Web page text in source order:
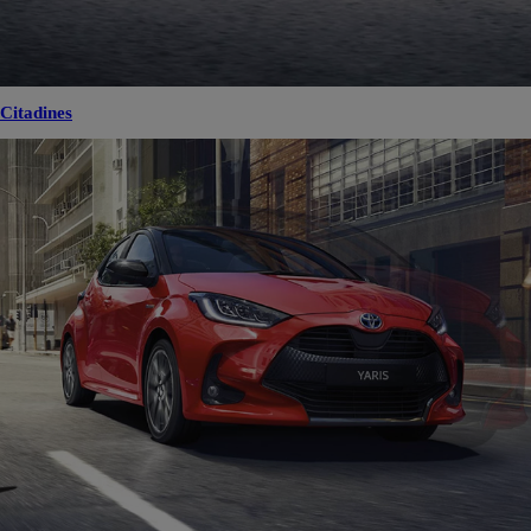
Citadines